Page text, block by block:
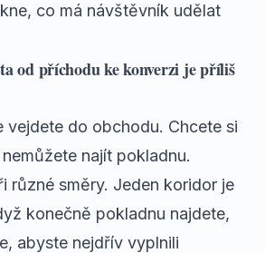
co má návštěvník udělat
od příchodu ke konverzi je příliš
vejdete do obchodu. Chcete si
najít pokladnu.
různé směry. Jeden koridor je
konečně pokladnu najdete,
abyste nejdřív vyplnili